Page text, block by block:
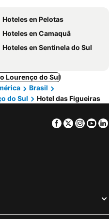
Hoteles en Pelotas
Hoteles en Camaquã
Hoteles en Sentinela do Sul
Lourenço do Sul
Brasil
do Sul Hotel das Figueiras
Facebook
Twitter